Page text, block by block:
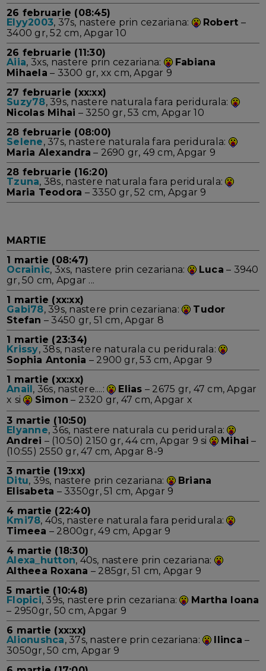
26 februarie (08:45)
Elyy2003, 37s, nastere prin cezariana: Robert –
3400 gr, 52 cm, Apgar 10
26 februarie (11:30)
Aiia, 3xs, nastere prin cezariana:
Fabiana
Mihaela – 3300 gr, xx cm, Apgar 9
27 februarie (xx:xx)
Suzy78, 39s, nastere naturala fara peridurala:
Nicolas Mihai – 3250 gr, 53 cm, Apgar 10
28 februarie (08:00)
Selene, 37s, nastere naturala fara peridurala:
Maria Alexandra – 2690 gr, 49 cm, Apgar 9
28 februarie (16:20)
Tzuna, 38s, nastere naturala fara peridurala:
Maria Teodora – 3350 gr, 52 cm, Apgar 9
MARTIE
1 martie (08:47)
Ocrainic, 3xs, nastere prin cezariana: Luca – 3940
gr, 50 cm, Apgar ...
1 martie (xx:xx)
Gabi78, 39s, nastere prin cezariana:
Tudor
Stefan – 3450 gr, 51 cm, Apgar 8
1 martie (23:34)
Krissy, 38s, nastere naturala cu peridurala:
Sophia Antonia – 2900 gr, 53 cm, Apgar 9
1 martie (xx:xx)
Anail, 36s, nastere....: Elias – 2675 gr, 47 cm, Apgar
x si
Simon – 2320 gr, 47 cm, Apgar x
3 martie (10:50)
Elyanne, 36s, nastere naturala cu peridurala:
Andrei – (10:50) 2150 gr, 44 cm, Apgar 9 si Mihai –
(10:55) 2550 gr, 47 cm, Apgar 8-9
3 martie (19:xx)
Ditu, 39s, nastere prin cezariana:
Briana
Elisabeta – 3350gr, 51 cm, Apgar 9
4 martie (22:40)
Kmi78, 40s, nastere naturala fara peridurala:
Timeea – 2800gr, 49 cm, Apgar 9
4 martie (18:30)
Alexa_hutton, 40s, nastere prin cezariana:
Altheea Roxana – 285gr, 51 cm, Apgar 9
5 martie (10:48)
Flopici, 39s, nastere prin cezariana:
Martha Ioana
– 2950gr, 50 cm, Apgar 9
6 martie (xx:xx)
Alionushca, 37s, nastere prin cezariana: Ilinca –
3050gr, 50 cm, Apgar 9